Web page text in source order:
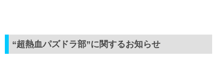
“超熱血パズドラ部”に関するお知らせ